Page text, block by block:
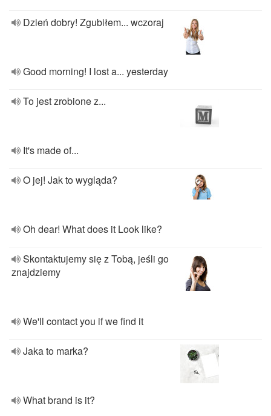
Dzień dobry! Zgubiłem... wczoraj
Good morning! I lost a... yesterday
To jest zrobione z...
It's made of...
O jej! Jak to wygląda?
Oh dear! What does it Look like?
Skontaktujemy się z Tobą, jeśli go
znajdziemy
We'll contact you if we find it
Jaka to marka?
What brand is it?